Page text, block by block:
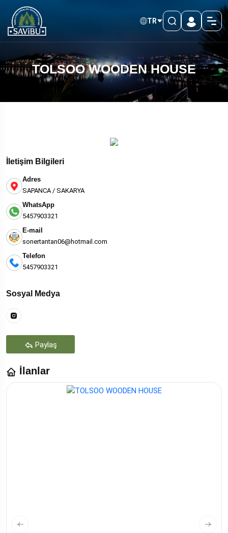
TR
TOLSOO WOODEN HOUSE
İletişim Bilgileri
Adres
SAPANCA / SAKARYA
WhatsApp
5457903321
E-mail
sonertantan06@hotmail.com
Telefon
5457903321
Sosyal Medya
Paylaş
İlanlar